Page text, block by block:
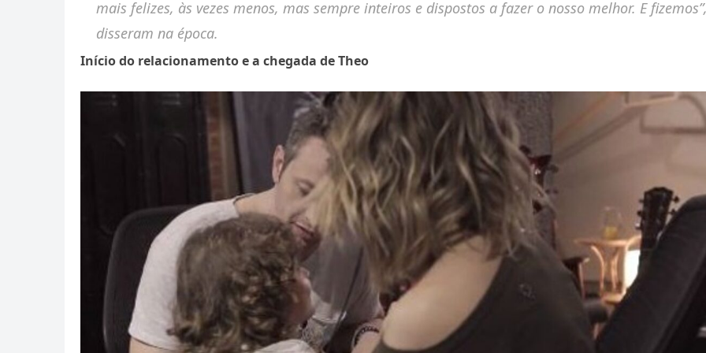
mais felizes, às vezes menos, mas sempre inteiros e dispostos a fazer o nosso melhor. E
disseram na época.
Início do relacionamento e a chegada de Theo